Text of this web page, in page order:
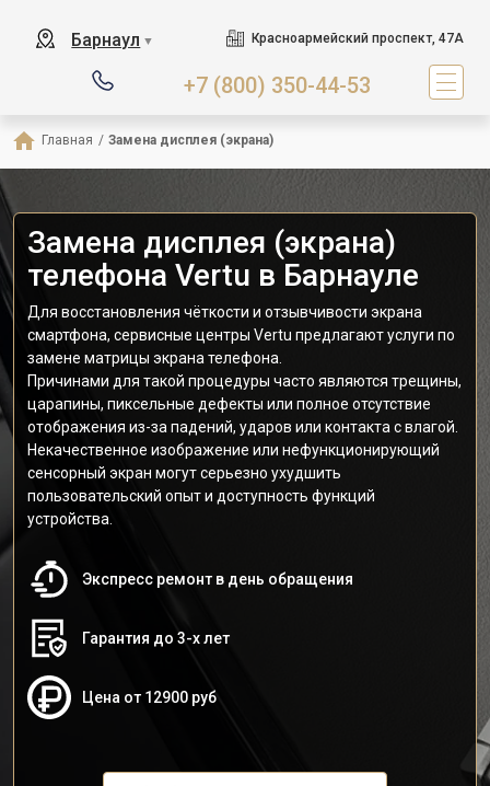
Барнаул ▼ Красноармейский проспект, 47А
+7 (800) 350-44-53
Главная / Замена дисплея (экрана)
Замена дисплея (экрана)
телефона Vertu в Барнауле
Для восстановления чёткости и отзывчивости экрана
смартфона, сервисные центры Vertu предлагают услуги по
замене матрицы экрана телефона.
Причинами для такой процедуры часто являются трещины,
царапины, пиксельные дефекты или полное отсутствие
отображения из-за падений, ударов или контакта с влагой.
Некачественное изображение или нефункционирующий
сенсорный экран могут серьезно ухудшить
пользовательский опыт и доступность функций
устройства.
Экспресс ремонт в день обращения
Гарантия до 3-х лет
Цена от 12900 руб